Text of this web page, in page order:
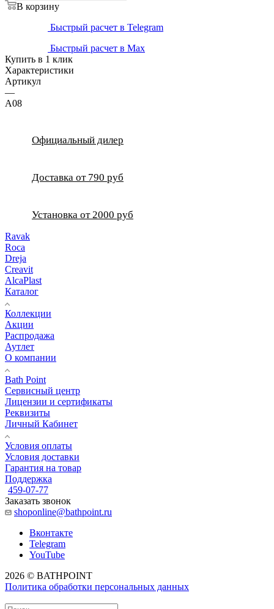
В корзину
Быстрый расчет в Telegram
Быстрый расчет в Max
Купить в 1 клик
Характеристики
Артикул
—
A08
Официальный дилер
Доставка от 790 руб
Установка от 2000 руб
Ravak
Roca
Dreja
Creavit
AlcaPlast
Каталог
Коллекции
Акции
Распродажа
Аутлет
О компании
Bath Point
Сервисный центр
Лицензии и сертификаты
Реквизиты
Личный Кабинет
Условия оплаты
Условия доставки
Гарантия на товар
Поддержка
459-07-77
Заказать звонок
shoponline@bathpoint.ru
Вконтакте
Telegram
YouTube
2026 © BATHPOINT
Политика обработки персональных данных